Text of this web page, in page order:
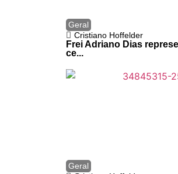
Geral
Cristiano Hoffelder
Frei Adriano Dias
ce...
Geral